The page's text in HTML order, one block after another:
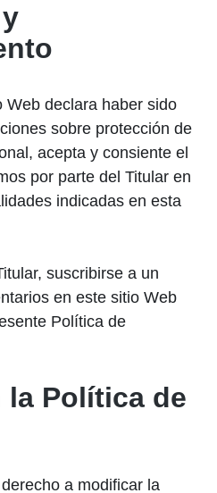
Web declara haber sido
sobre protección de
acepta y consiente el
por parte del Titular en
indicadas en esta
suscribirse a un
en este sitio Web
Política de
la Política de
a modificar la